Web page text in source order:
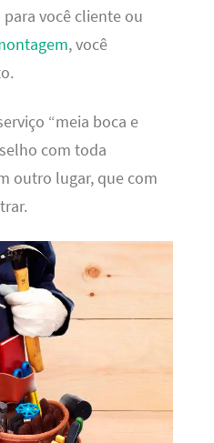
você cliente ou
, você
“meia boca e
com toda
outro lugar, que com